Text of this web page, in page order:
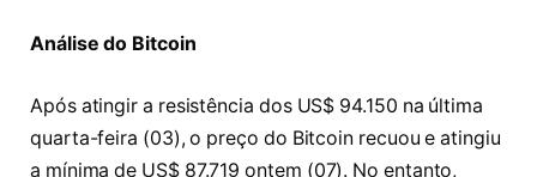
Análise do Bitcoin
Após atingir a resistência dos US$ 94.150 na última
quarta-feira (03), o preço do Bitcoin recuou e atingiu
a mínima de US$ 87.719 ontem (07). No entanto,